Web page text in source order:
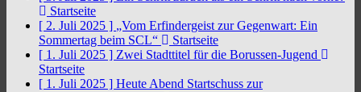
Startseite
[ 2. Juli 2025 ] „Vom Erfindergeist zur Gegenwart: Ein
Sommertag beim SCL“
Startseite
[ 1. Juli 2025 ] Zwei Stadttitel für die Borussen-Jugend
Startseite
[ 1. Juli 2025 ] Heute Abend Startschuss zur